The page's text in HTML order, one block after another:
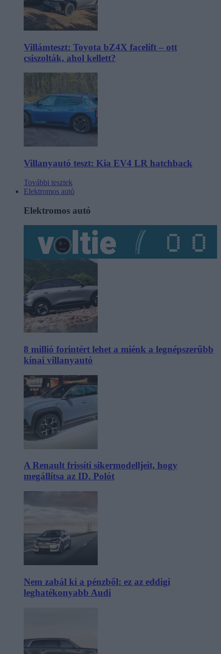
Villámteszt: Toyota bZ4X facelift – ott
csiszolták, ahol kellett?
Villanyautó teszt: Kia EV4 LR hatchback
További tesztek
Elektromos autó
Elektromos autó
8 millió forintért lehet a miénk a legnépszerűbb
kínai villanyautó
A Renault frissíti sikermodelljeit, hogy
megállítsa az ID. Polót
Nem zabál ki a pénzből: ez az eddigi
leghatékonyabb Audi